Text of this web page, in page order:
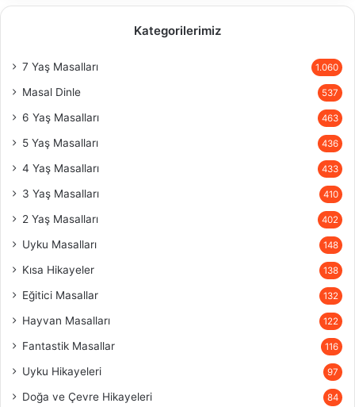
Kategorilerimiz
7 Yaş Masalları 1.060
Masal Dinle 537
6 Yaş Masalları 463
5 Yaş Masalları 436
4 Yaş Masalları 433
3 Yaş Masalları 410
2 Yaş Masalları 402
Uyku Masalları 148
Kısa Hikayeler 138
Eğitici Masallar 132
Hayvan Masalları 122
Fantastik Masallar 116
Uyku Hikayeleri 97
Doğa ve Çevre Hikayeleri 84